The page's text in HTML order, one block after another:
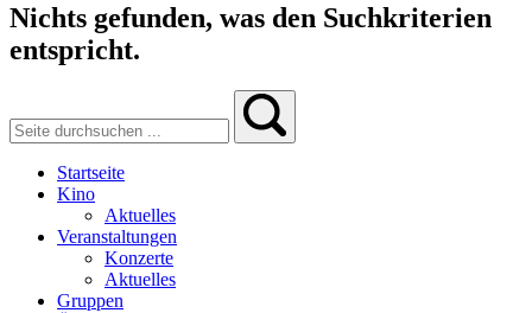
Nichts gefunden, was den Suchkriterien
entspricht.
Startseite
Kino
Aktuelles
Veranstaltungen
Konzerte
Aktuelles
Gruppen